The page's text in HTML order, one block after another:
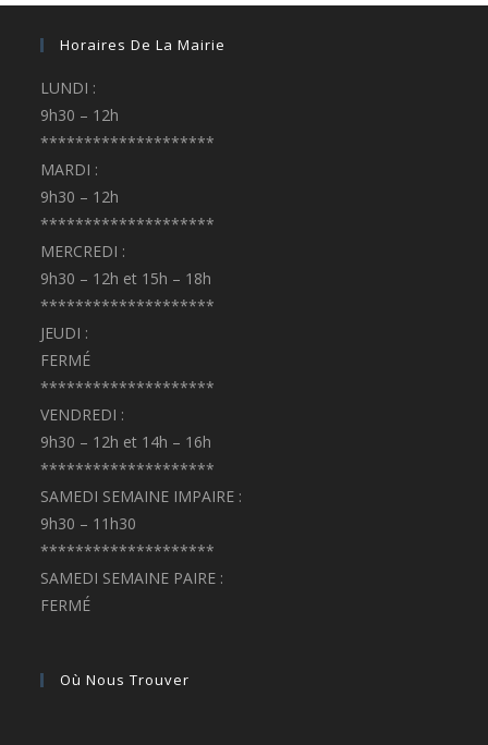
Horaires De La Mairie
LUNDI :
9h30 – 12h
********************
MARDI :
9h30 – 12h
********************
MERCREDI :
9h30 – 12h et 15h – 18h
********************
JEUDI :
FERMÉ
********************
VENDREDI :
9h30 – 12h et 14h – 16h
********************
SAMEDI SEMAINE IMPAIRE :
9h30 – 11h30
********************
SAMEDI SEMAINE PAIRE :
FERMÉ
Où Nous Trouver